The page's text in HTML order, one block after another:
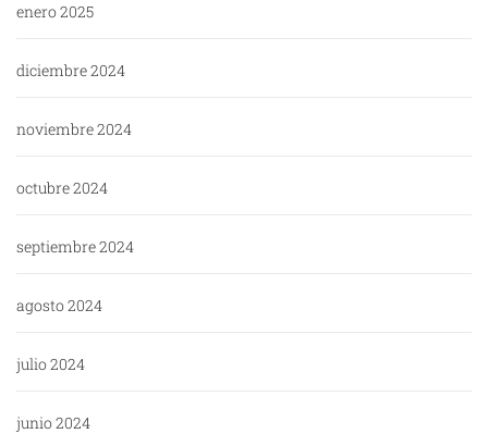
enero 2025
diciembre 2024
noviembre 2024
octubre 2024
septiembre 2024
agosto 2024
julio 2024
junio 2024